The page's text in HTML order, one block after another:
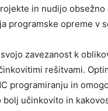
in nudijo
programske opreme v
zavezanost k
rešitvami.
programiranju in
učinkovito in